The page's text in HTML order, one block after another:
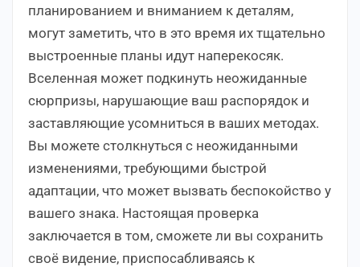
планированием и вниманием к деталям,
могут заметить, что в это время их тщательно
выстроенные планы идут наперекосяк.
Вселенная может подкинуть неожиданные
сюрпризы, нарушающие ваш распорядок и
заставляющие усомниться в ваших методах.
Вы можете столкнуться с неожиданными
изменениями, требующими быстрой
адаптации, что может вызвать беспокойство у
вашего знака. Настоящая проверка
заключается в том, сможете ли вы сохранить
своё видение, приспосабливаясь к